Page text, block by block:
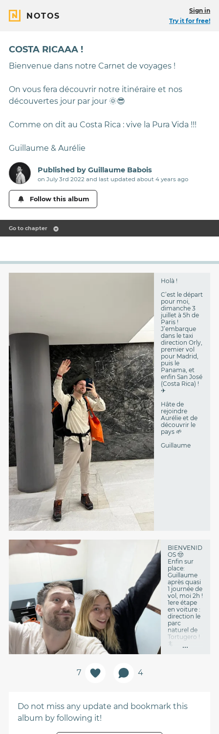
NOTOS
Sign in
Try it for free!
COSTA RICAAA !
Bienvenue dans notre Carnet de voyages !
On vous fera découvrir notre itinéraire et nos
découvertes jour par jour 🌞😎
Comme on dit au Costa Rica : vive la Pura Vida !!!
Guillaume & Aurélie
Published byGuillaume Babois
on July 3rd 2022 and last updatedabout 4 years ago
Follow this album
Go to chapter
Holà !
C’est le départ
pour moi,
dimanche 3
juillet à 5h de
Paris !
J’embarque
dans le taxi
direction Orly,
premier vol
pour Madrid,
puis le
Panama, et
enfin San José
(Costa Rica) !
✈️
Hâte de
rejoindre
Aurélie et de
découvrir le
pays 🌱
Guillaume
BIENVENID
OS 🤠
Enfin sur
place:
Guillaume
après quasi
1 journée de
vol, moi 2h !
1ere étape
en voiture :
direction le
parc
naturel de
Tortugero !
🦎
...
7 4
Do not miss any update and bookmark this
album by following it!